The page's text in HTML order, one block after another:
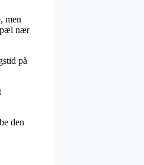
men
nær
på
den